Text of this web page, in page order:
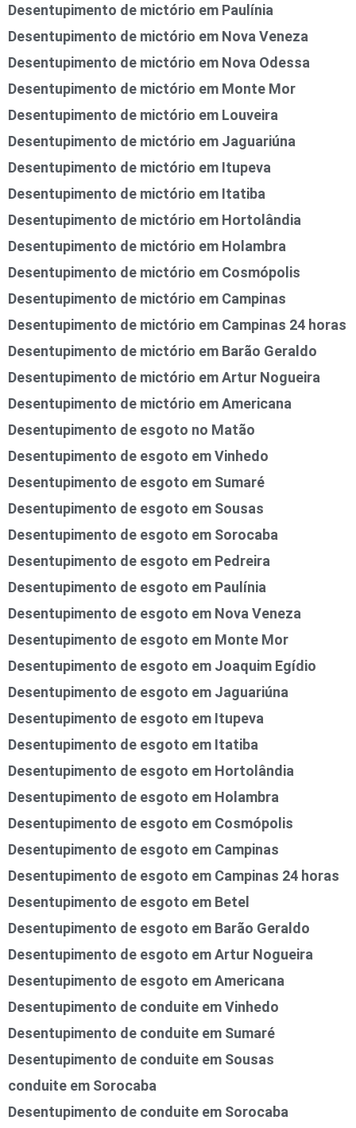
Desentupimento de mictório em Paulínia
Desentupimento de mictório em Nova Veneza
Desentupimento de mictório em Nova Odessa
Desentupimento de mictório em Monte Mor
Desentupimento de mictório em Louveira
Desentupimento de mictório em Jaguariúna
Desentupimento de mictório em Itupeva
Desentupimento de mictório em Itatiba
Desentupimento de mictório em Hortolândia
Desentupimento de mictório em Holambra
Desentupimento de mictório em Cosmópolis
Desentupimento de mictório em Campinas
Desentupimento de mictório em Campinas 24 horas
Desentupimento de mictório em Barão Geraldo
Desentupimento de mictório em Artur Nogueira
Desentupimento de mictório em Americana
Desentupimento de esgoto no Matão
Desentupimento de esgoto em Vinhedo
Desentupimento de esgoto em Sumaré
Desentupimento de esgoto em Sousas
Desentupimento de esgoto em Sorocaba
Desentupimento de esgoto em Pedreira
Desentupimento de esgoto em Paulínia
Desentupimento de esgoto em Nova Veneza
Desentupimento de esgoto em Monte Mor
Desentupimento de esgoto em Joaquim Egídio
Desentupimento de esgoto em Jaguariúna
Desentupimento de esgoto em Itupeva
Desentupimento de esgoto em Itatiba
Desentupimento de esgoto em Hortolândia
Desentupimento de esgoto em Holambra
Desentupimento de esgoto em Cosmópolis
Desentupimento de esgoto em Campinas
Desentupimento de esgoto em Campinas 24 horas
Desentupimento de esgoto em Betel
Desentupimento de esgoto em Barão Geraldo
Desentupimento de esgoto em Artur Nogueira
Desentupimento de esgoto em Americana
Desentupimento de conduite em Vinhedo
Desentupimento de conduite em Sumaré
Desentupimento de conduite em Sousas
conduite em Sorocaba
Desentupimento de conduite em Sorocaba